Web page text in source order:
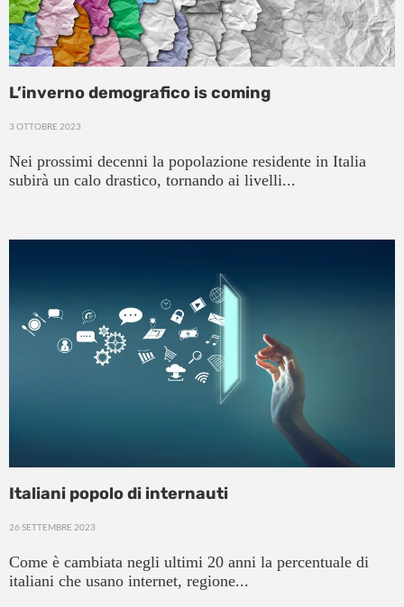
L’inverno demografico is coming
3 OTTOBRE 2023
Nei prossimi decenni la popolazione residente in Italia
subirà un calo drastico, tornando ai livelli...
Italiani popolo di internauti
26 SETTEMBRE 2023
Come è cambiata negli ultimi 20 anni la percentuale di
italiani che usano internet, regione...